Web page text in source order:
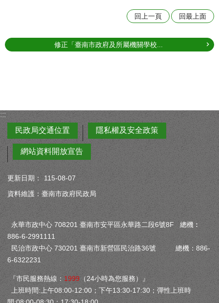
回上一頁 回最上面
修正「臺南市政府及所屬機關學校...
:::
民政局交通位置
隱私權及安全政策
網站資料開放宣告
更新日期：
115-08-07
資料維護：臺南市政府民政局
永華市政中心 708201 臺南市安平區永華路二段6號8F 總機︰
886-6-2991111
民治市政中心 730201 臺南市新營區民治路36號 總機：886-
6-6322231
『市民服務熱線： 1999 （24小時為您服務）』
上班時間:上午08:00-12:00；下午13:30-17:30；彈性上班時